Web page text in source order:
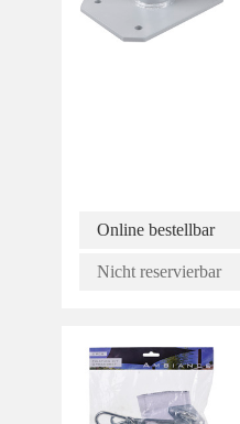
Online bestellbar
Nicht reservierbar